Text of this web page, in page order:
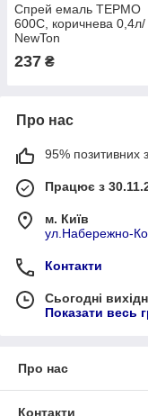
Спрей емаль ТЕРМО
600С, коричнева 0,4л/
NewTon
237 ₴
Про нас
95% позитивних з
Працює з
м. Київ
ул.Набережно-
Контакти
Сьогодні
Показати весь
Про нас
Контакти